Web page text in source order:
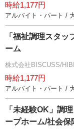
時給1,177円
アルバイト・パート /
「福祉調理スタ
ーム
株式会社BISCUSS/
時給1,177円
アルバイト・パート /
「未経験OK」調
ープホーム/社会保